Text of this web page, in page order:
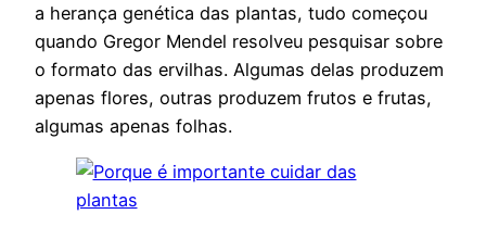
a herança genética das plantas, tudo começou
quando Gregor Mendel resolveu pesquisar sobre
o formato das ervilhas. Algumas delas produzem
apenas flores, outras produzem frutos e frutas,
algumas apenas folhas.